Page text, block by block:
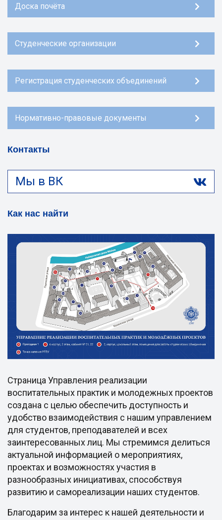
Доска почёта
Студенческие организации
Регистрация студенческих объединений
Нормативно-правовые документы
Контакты
Мы в ВК
Как нас найти
Страница Управления реализации
воспитательных практик и молодежных проектов
создана с целью обеспечить доступность и
удобство взаимодействия с нашим управлением
для студентов, преподавателей и всех
заинтересованных лиц. Мы стремимся делиться
актуальной информацией о мероприятиях,
проектах и возможностях участия в
разнообразных инициативах, способствуя
развитию и самореализации наших студентов.
Благодарим за интерес к нашей деятельности и